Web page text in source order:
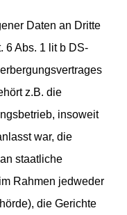
Daten an Dritte
6 Abs. 1 lit b DS-
z.B. die
insoweit
war, die
staatliche
Rahmen jedweder
die Gerichte